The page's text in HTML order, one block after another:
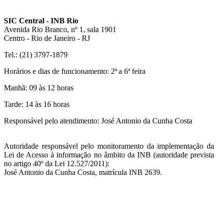
SIC Central - INB Rio
Avenida Rio Branco, nº 1, sala 1901
Centro - Rio de Janeiro - RJ
Tel.: (21) 3797-1879
Horários e dias de funcionamento: 2ª a 6ª feira
Manhã: 09 às 12 horas
Tarde: 14 às 16 horas
Responsável pelo atendimento: José Antonio da Cunha Costa
Autoridade responsável pelo monitoramento da implementação da
Lei de Acesso à informação no âmbito da INB (autoridade prevista
no artigo 40º da Lei 12.527/2011):
José Antonio da Cunha Costa, matrícula INB 2639.